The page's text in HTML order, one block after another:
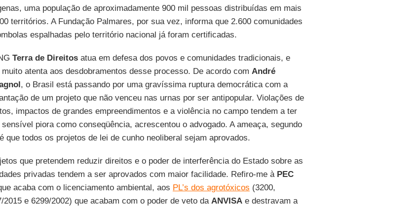
uma população de aproximadamente 900 mil pessoas distribuídas em mais
territórios. A Fundação Palmares, por sua vez, informa que 2.600 comunidades
espalhadas pelo território nacional já foram certificadas.
Terra de Direitosatua em defesa dos povos e comunidades tradicionais, e
atenta aos desdobramentos desse processo. De acordo com André
, o Brasil está passando por uma gravíssima ruptura democrática com a
de um projeto que não venceu nas urnas por ser antipopular. Violações de
impactos de grandes empreendimentos e a violência no campo tendem a ter
sensível piora como conseqüência, acrescentou o advogado. A ameaça, segundo
que todos os projetos de lei de cunho neoliberal sejam aprovados.
que pretendem reduzir direitos e o poder de interferência do Estado sobre as
privadas tendem a ser aprovados com maior facilidade. Refiro-me à PEC
acaba com o licenciamento ambiental, aos PL’s dos agrotóxicos (3200,
2015 e 6299/2002) que acabam com o poder de veto da ANVISAe destravam a